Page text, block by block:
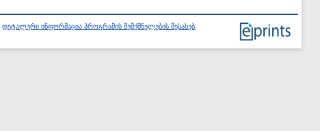
დეტალური ინფორმაცია პროგრამის შემქმნელების შესახებ.